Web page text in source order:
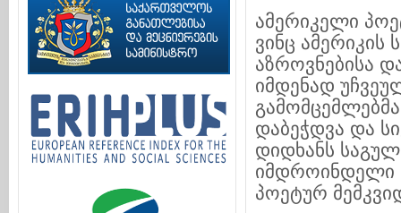
ამერიკელი
ვინც ამერიკის
აზროვნებისა
იმდენად
დაბეჭდვა და
დიდხანს
იმდროინდელი
პოეტურ